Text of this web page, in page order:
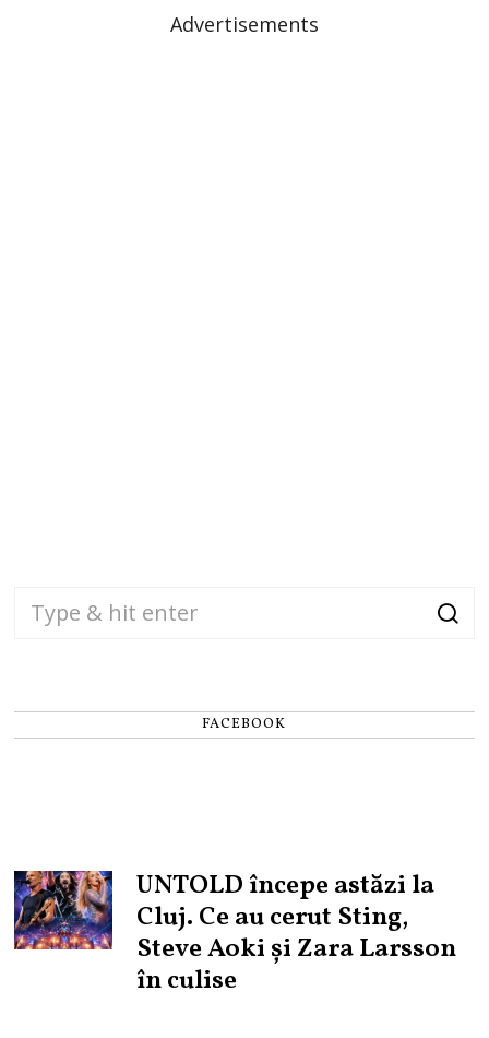
Advertisements
FACEBOOK
UNTOLD începe astăzi la
Cluj. Ce au cerut Sting,
Steve Aoki și Zara Larsson
în culise